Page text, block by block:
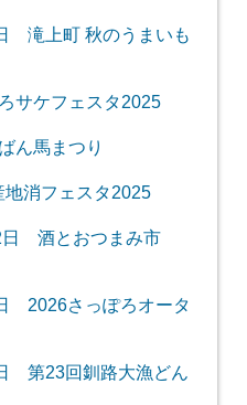
滝上町 秋のうまいも
サケフェスタ2025
ん馬まつり
消フェスタ2025
日 酒とおつまみ市
2026さっぽろオータ
第23回釧路大漁どん